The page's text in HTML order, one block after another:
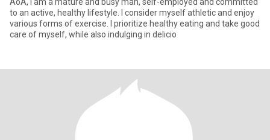
to an active, healthy lifestyle. I consider myself athletic and enjoy
various forms of exercise. I prioritize healthy eating and take good
care of myself, while also indulging in delicio